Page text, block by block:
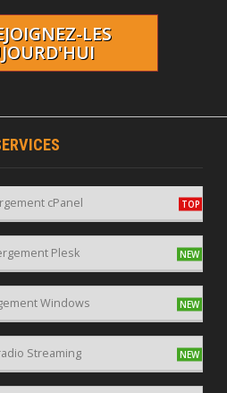
LES
cPanel
Plesk
Windows
Streaming